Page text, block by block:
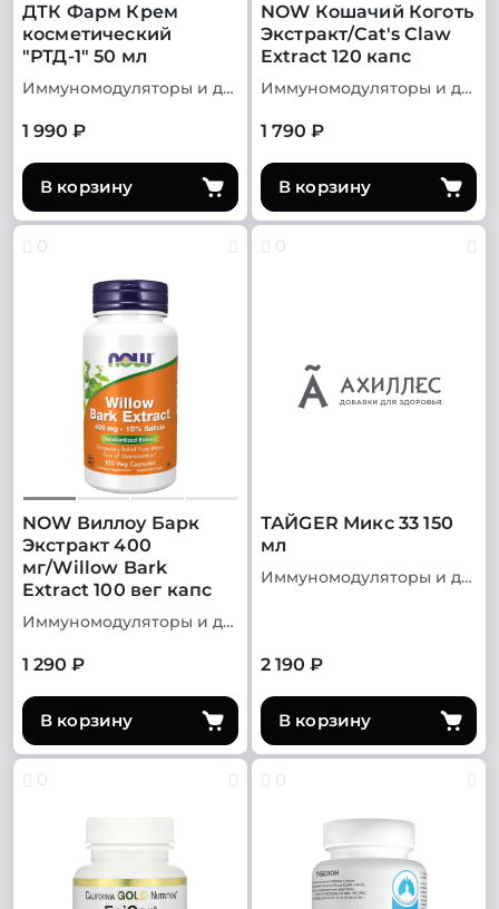
ДТК Фарм Крем
косметический
"РТД-1" 50 мл
Иммуномодуляторы и добавки для иммунитета
1 990 ₽
В корзину
NOW Кошачий Коготь
Экстракт/Cat's Claw
Extract 120 капс
Иммуномодуляторы и добавки для иммунитета
1 790 ₽
В корзину
0
NOW Виллоу Барк
Экстракт 400
мг/Willow Bark
Extract 100 вег капс
Иммуномодуляторы и добавки для иммунитета
1 290 ₽
В корзину
0
ТАЙGER Микс 33 150
мл
Иммуномодуляторы и добавки для иммунитета
2 190 ₽
В корзину
0 0